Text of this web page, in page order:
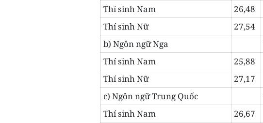
Thí sinh Nam
26,48
Thí sinh Nữ
27,54
b) Ngôn ngữ Nga
Thí sinh Nam
25,88
Thí sinh Nữ
27,17
c) Ngôn ngữ Trung Quốc
Thí sinh Nam
26,67